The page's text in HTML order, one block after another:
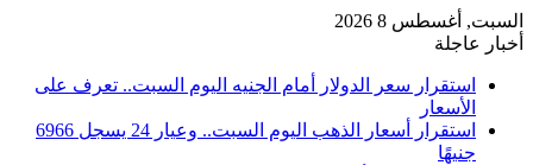
السبت, أغسطس 8 2026
أخبار عاجلة
استقرار سعر الدولار أمام الجنيه اليوم السبت.. تعرف على
الأسعار
استقرار أسعار الذهب اليوم السبت.. وعيار 24 يسجل 6966
جنيهًا